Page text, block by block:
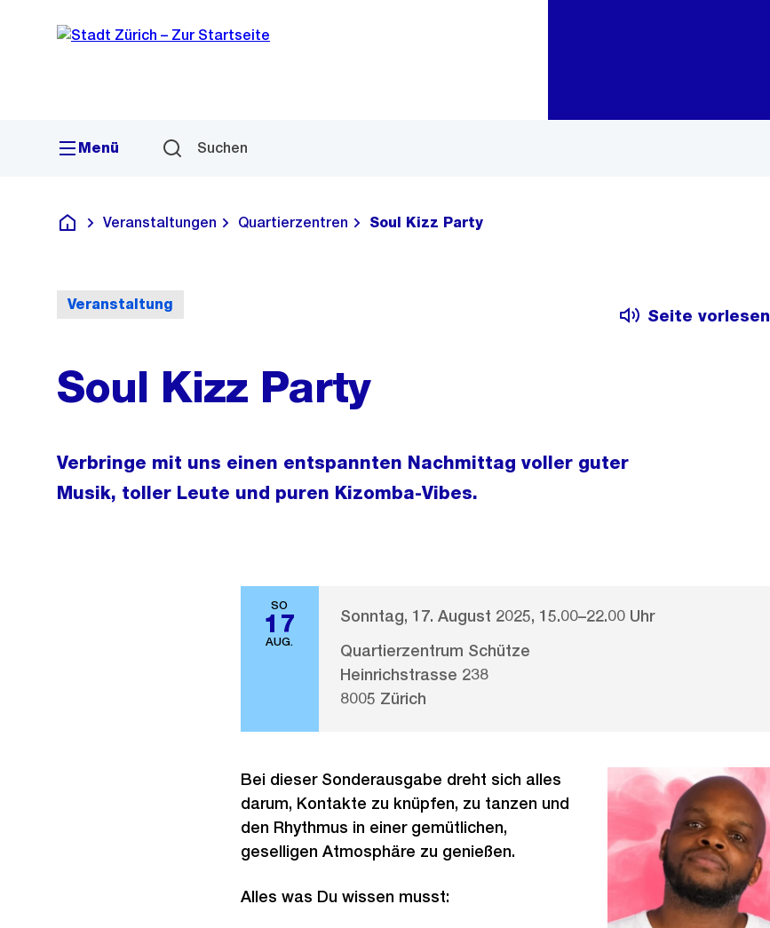
Navigation
Sprunglink
Menü Suchen
Deutsch
Veranstaltungen Quartierzentren Soul Kizz Party
Veranstaltung
Seite vorlesen
Soul Kizz Party
Verbringe mit uns einen entspannten Nachmittag voller guter
Musik, toller Leute und puren Kizomba-Vibes.
SO
17
AUG.
Sonntag, 17. August 2025, 15.00–22.00 Uhr
Quartierzentrum Schütze
Heinrichstrasse 238
8005 Zürich
Bei dieser Sonderausgabe dreht sich alles
darum, Kontakte zu knüpfen, zu tanzen und
den Rhythmus in einer gemütlichen,
geselligen Atmosphäre zu genießen.
Alles was Du wissen musst: